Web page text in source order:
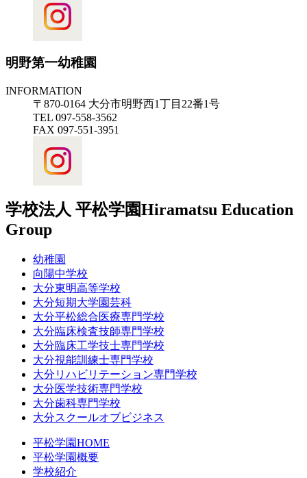
明野第一幼稚園
INFORMATION
〒870-0164 大分市明野西1丁目22番1号
TEL 097-558-3562
FAX 097-551-3951
学校法人 平松学園Hiramatsu Education
Group
幼稚園
向陽中学校
大分東明高等学校
大分短期大学園芸科
大分平松総合医療専門学校
大分臨床検査技師専門学校
大分臨床工学技士専門学校
大分視能訓練士専門学校
大分リハビリテーション専門学校
大分医学技術専門学校
大分歯科専門学校
大分スクールオブビジネス
平松学園HOME
平松学園概要
学校紹介